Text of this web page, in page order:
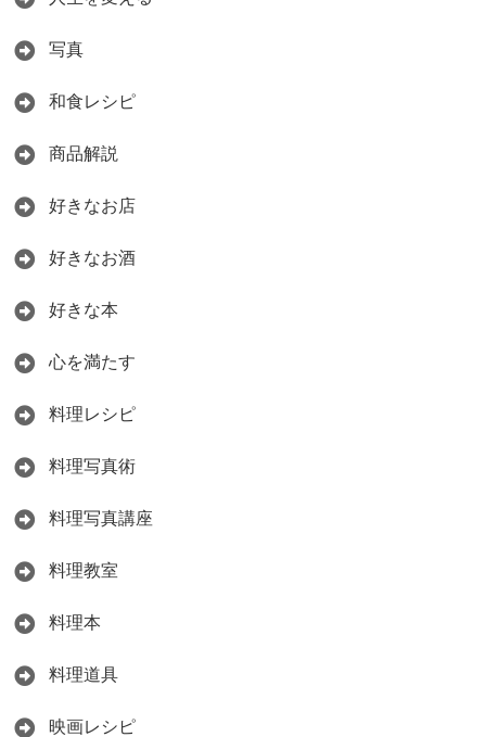
写真
和食レシピ
商品解説
好きなお店
好きなお酒
好きな本
心を満たす
料理レシピ
料理写真術
料理写真講座
料理教室
料理本
料理道具
映画レシピ